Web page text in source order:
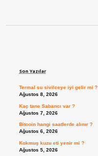
Son Yazılar
Termal su sivilceye iyi gelir mi ?
Ağustos 8, 2026
Kaç tane Sabancı var ?
Ağustos 7, 2026
Bitcoin hangi saatlerde alınır ?
Ağustos 6, 2026
Kokmuş kuzu eti yenir mi ?
Ağustos 5, 2026